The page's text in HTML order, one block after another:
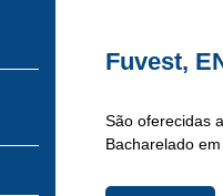
Fuvest,
São oferecidas
Bacharelado